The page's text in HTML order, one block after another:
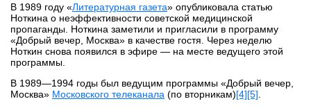
В 1989 году «Литературная газета» опубликовала статью
Ноткина о неэффективности советской медицинской
пропаганды. Ноткина заметили и пригласили в программу
«Добрый вечер, Москва» в качестве гостя. Через неделю
Ноткин снова появился в эфире — на месте ведущего этой
программы.
В 1989—1994 годы был ведущим программы «Добрый вечер,
Москва» Московского телеканала (по вторникам)[4][5]